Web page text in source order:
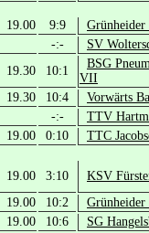
19.00 9:9
-:- SV
19.30 10:1
BSG
VII
19.30 10:4 Vorwärts
-:- TTV
19.00 0:10 TTC
19.00 3:10 KSV
19.00 10:2
19.00 10:6 SG